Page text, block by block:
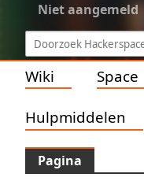
Niet aangemeld
Wiki Space
Hulpmiddelen
Pagina